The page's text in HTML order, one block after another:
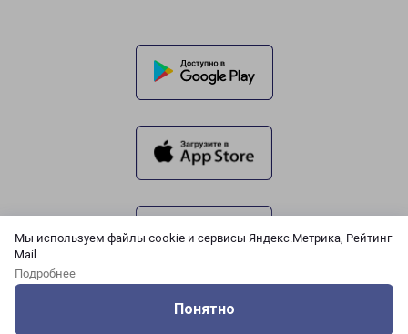
Мы используем файлы cookie и сервисы Яндекс.Метрика, Рейтинг
Mail
Подробнее
Понятно